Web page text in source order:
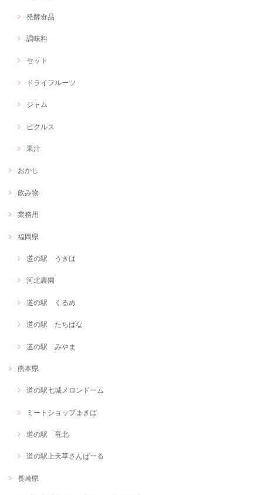
発酵食品
調味料
セット
ドライフルーツ
ジャム
ピクルス
果汁
おかし
飲み物
業務用
福岡県
道の駅 うきは
河北農園
道の駅 くるめ
道の駅 たちばな
道の駅 みやま
熊本県
道の駅七城メロンドーム
ミートショップまきば
道の駅 竜北
道の駅上天草さんぱーる
長崎県